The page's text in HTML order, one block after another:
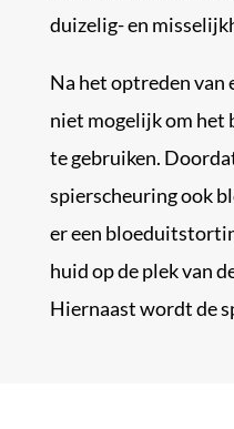
duizelig- en
Na het optreden van
niet mogelijk om het
te gebruiken.
spierscheuring ook
er een
huid op de plek van
Hiernaast wordt de